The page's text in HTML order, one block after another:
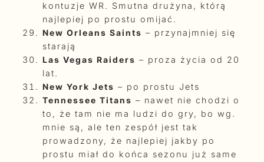
kontuzje WR. Smutna drużyna, którą
najlepiej po prostu omijać.
New Orleans Saints – przynajmniej się
starają
Las Vegas Raiders – proza życia od 20
lat.
New York Jets – po prostu Jets
Tennessee Titans – nawet nie chodzi o
to, że tam nie ma ludzi do gry, bo wg.
mnie są, ale ten zespół jest tak
prowadzony, że najlepiej jakby po
prostu miał do końca sezonu już same